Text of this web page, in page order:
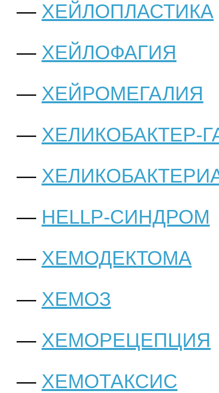
ХЕЙЛОПЛАСТИКА
ХЕЙЛОФАГИЯ
ХЕЙРОМЕГАЛИЯ
ХЕЛИКОБАКТЕР-
HELLP-СИНДРОМ
ХЕМОДЕКТОМА
ХЕМОЗ
ХЕМОРЕЦЕПЦИЯ
ХЕМОТАКСИС